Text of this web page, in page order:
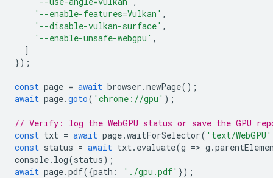
'--enable-features=Vulkan' ,
'--disable-vulkan-surface' ,
'--enable-unsafe-webgpu' ,
]
});
const page = await browser .newPage();
await page.goto( 'chrome://gpu' );
// Verify: log the WebGPU status or save the GPU
const txt = await page.waitForSelector( 'text/WebGPU'
const status = await txt. evaluate(g => g .
console. log(status);
await page.pdf({path : './gpu.pdf' });